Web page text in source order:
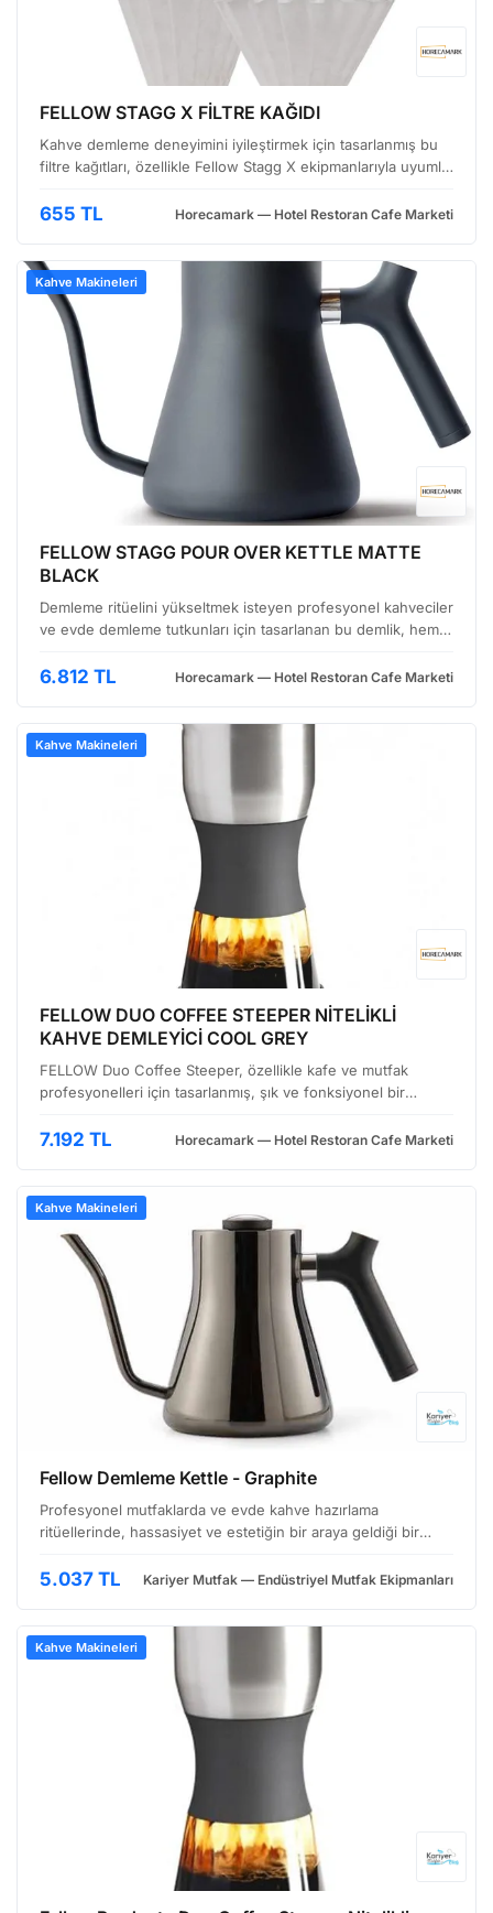
FELLOW STAGG X FİLTRE KAĞIDI
Kahve demleme deneyimini iyileştirmek için tasarlanmış bu
filtre kağıtları, özellikle Fellow Stagg X ekipmanlarıyla uyumlu
ekipmanlarıyla sınırlı kalmayan, geniş bir …
655 TL Horecamark — Hotel Restoran Cafe Marketi
Kahve Makineleri
FELLOW STAGG POUR OVER KETTLE MATTE
BLACK
Demleme ritüelini yükseltmek isteyen profesyonel kahveciler
ve evde demleme tutkunları için tasarlanan bu demlik, hem
siyah yüzeyiyle modern mutfaklara zarafet kat…
6.812 TL Horecamark — Hotel Restoran Cafe Marketi
Kahve Makineleri
FELLOW DUO COFFEE STEEPER NİTELİKLİ
KAHVE DEMLEYİCİ COOL GREY
FELLOW Duo Coffee Steeper, özellikle kafe ve mutfak
profesyonelleri için tasarlanmış, şık ve fonksiyonel bir
uygun, manuel ve kontrollü bir demleme deneyimi sunar…
7.192 TL Horecamark — Hotel Restoran Cafe Marketi
Kahve Makineleri
Fellow Demleme Kettle - Graphite
Profesyonel mutfaklarda ve evde kahve hazırlama
ritüellerinde, hassasiyet ve estetiğin bir araya geldiği bir
fonksiyonelliği bir araya getiriyor. Özellikle üçüncü dalga …
5.037 TL Kariyer Mutfak — Endüstriyel Mutfak Ekipmanları
Kahve Makineleri